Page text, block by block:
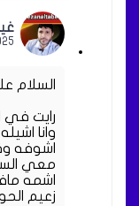
11/
السلام
رايت في
وانا
اشوفه
معي
اشمه
زعيم